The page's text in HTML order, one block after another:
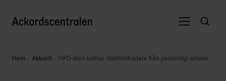
Hem Aktuellt HFD-dom befriar ställföreträdare från personligt ansvar